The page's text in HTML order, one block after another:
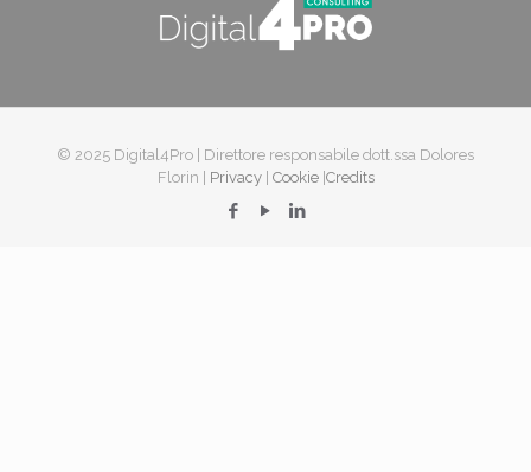
© 2025 Digital4Pro | Direttore responsabile dott.ssa Dolores
Florin | Privacy| Cookie|Credits